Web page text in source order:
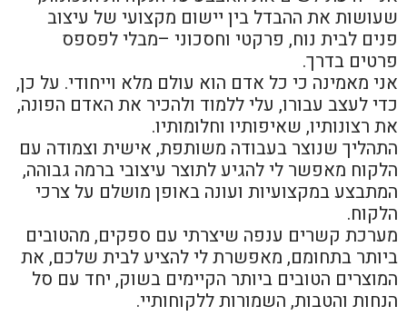
שעושות את ההבדל בין יישום מקצועי של עיצוב
פנים לבית נוח, פרקטי וחסכוני –מבלי לפספס
פרטים בדרך.
אני מאמינה כי כל אדם הוא עולם מלא וייחודי. על כן,
כדי לעצב עבורו, עלי ללמוד ולהכיר את האדם הפונה,
את רצונותיו, שאיפותיו וחלומותיו.
התהליך שנוצר בעבודה משותפת, אישית וצמודה עם
הלקוח מאפשר לי להגיע לתוצר עיצובי ברמה גבוהה,
המתבצע במקצועיות ועונה באופן מושלם על צרכי
הלקוח.
מערכת קשרים ענפה שיצרתי עם ספקים, מהטובים
ביותר בתחומם, מאפשרת לי להציע לבית שלכם, את
המוצרים הטובים ביותר הקיימים בשוק, יחד עם סל
הנחות והטבות, השמורות ללקוחותיי.